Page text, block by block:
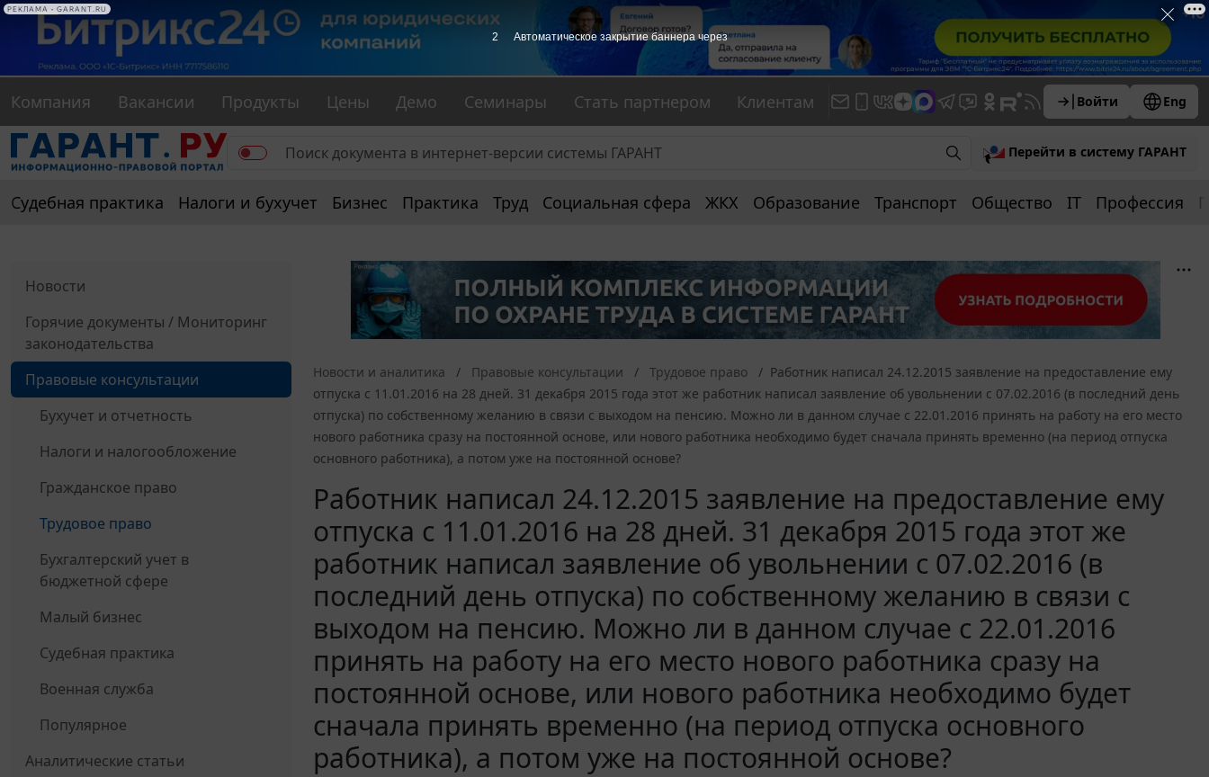
Компания Вакансии Продукты Цены Демо Семинары Стать партнером Клиентам Войти Eng
Перейти в систему ГАРАНТ
Судебная практика Налоги и бухучет Бизнес Практика Труд Социальная сфера ЖКХ Образование Транспорт Общество IT Профессия
Новости
Горячие документы / Мониторинг
законодательства
Правовые консультации
Бухучет и отчетность
Налоги и налогообложение
Гражданское право
Трудовое право
Бухгалтерский учет в
бюджетной сфере
Малый бизнес
Судебная практика
Военная служба
Популярное
Аналитические статьи
Новости и аналитика Правовые консультации Трудовое право
Работник написал 24.12.2015 заявление на предоставление ему
отпуска с 11.01.2016 на 28 дней. 31 декабря 2015 года этот же работник написал заявление об увольнении с 07.02.2016 (в последний день
отпуска) по собственному желанию в связи с выходом на пенсию. Можно ли в данном случае с 22.01.2016 принять на работу на его место
нового работника сразу на постоянной основе, или нового работника необходимо будет сначала принять временно (на период отпуска
основного работника), а потом уже на постоянной основе?
Работник написал 24.12.2015 заявление на предоставление ему
отпуска с 11.01.2016 на 28 дней. 31 декабря 2015 года этот же
работник написал заявление об увольнении с 07.02.2016 (в
последний день отпуска) по собственному желанию в связи с
выходом на пенсию. Можно ли в данном случае с 22.01.2016
принять на работу на его место нового работника сразу на
постоянной основе, или нового работника необходимо будет
сначала принять временно (на период отпуска основного
работника), а потом уже на постоянной основе?
1 Автоматическое закрытие баннера через
РЕКЛАМА • GARANT.RU